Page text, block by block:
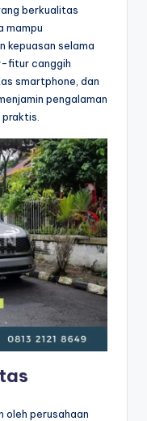
berkualitas
mampu
kepuasan selama
fitur canggih
smartphone, dan
pengalaman
praktis.
oleh perusahaan